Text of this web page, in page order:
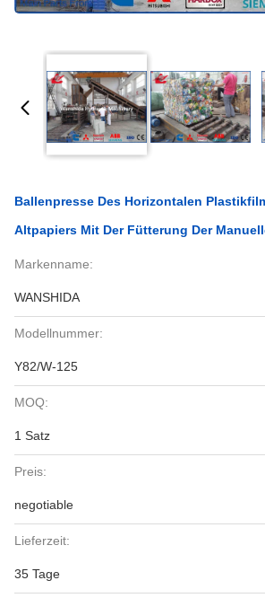
Ballenpresse Des Horizontalen
Altpapiers Mit Der Fütterung Der
Markenname:
WANSHIDA
Modellnummer:
Y82/W-125
MOQ:
1 Satz
Preis:
negotiable
Lieferzeit:
35 Tage